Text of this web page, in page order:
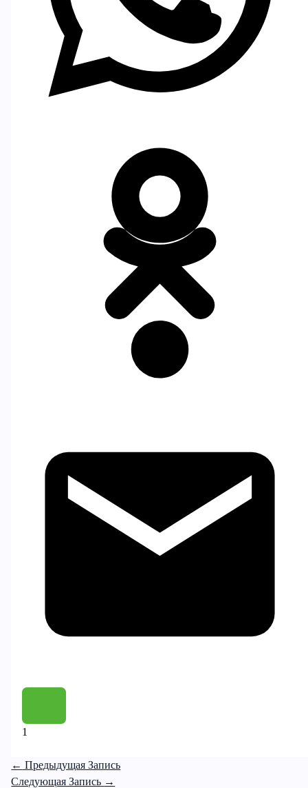
1
← Предыдущая Запись
Следующая Запись →